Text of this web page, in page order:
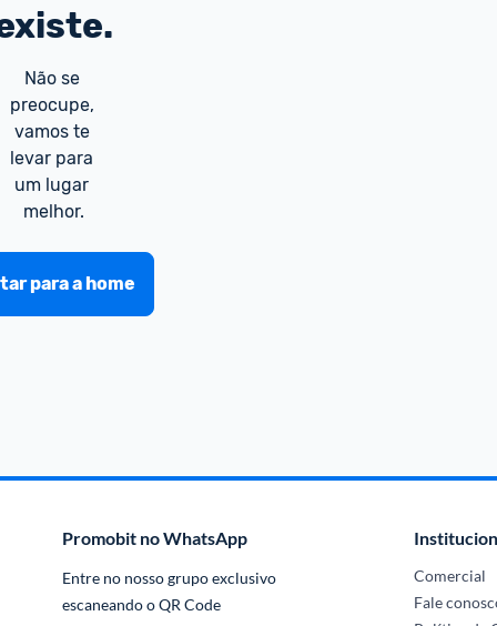
Não se
preocupe,
vamos te
levar para
um lugar
melhor.
para a home
Promobit no WhatsApp
Entre no nosso grupo exclusivo
escaneando o QR Code
Comercial
Fale